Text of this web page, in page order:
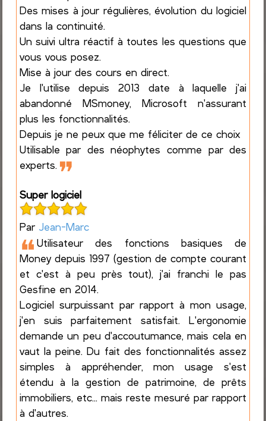
Des mises à jour régulières, évolution du logiciel
dans la continuité.
Un suivi ultra réactif à toutes les questions que
vous vous posez.
Mise à jour des cours en direct.
Je l'utilise depuis 2013 date à laquelle j'ai
abandonné MSmoney, Microsoft n'assurant
plus les fonctionnalités.
Depuis je ne peux que me féliciter de ce choix
Utilisable par des néophytes comme par des
experts. ❞
Super logiciel
Par Jean-Marc
❝Utilisateur des fonctions basiques de
Money depuis 1997 (gestion de compte courant
et c'est à peu près tout), j'ai franchi le pas
Gesfine en 2014.
Logiciel surpuissant par rapport à mon usage,
j'en suis parfaitement satisfait. L'ergonomie
demande un peu d'accoutumance, mais cela en
vaut la peine. Du fait des fonctionnalités assez
simples à appréhender, mon usage s'est
étendu à la gestion de patrimoine, de prêts
immobiliers, etc... mais reste mesuré par rapport
à d'autres.